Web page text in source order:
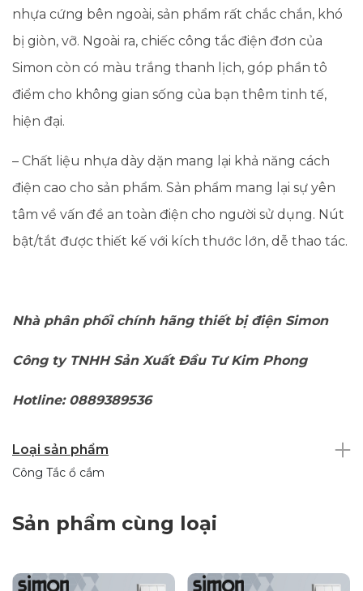
nhựa cứng bên ngoài, sản phẩm rất chắc chắn, khó
bị giòn, vỡ. Ngoài ra, chiếc công tắc điện đơn của
Simon còn có màu trắng thanh lịch, góp phần tô
điểm cho không gian sống của bạn thêm tinh tế,
hiện đại.
– Chất liệu nhựa dày dặn mang lại khả năng cách
điện cao cho sản phẩm. Sản phẩm mang lại sự yên
tâm về vấn đề an toàn điện cho người sử dụng. Nút
bật/tắt được thiết kế với kích thước lớn, dễ thao tác.
Nhà phân phối chính hãng thiết bị điện Simon
Công ty TNHH Sản Xuất Đầu Tư Kim Phong
Hotline: 0889389536
Loại sản phẩm
Công Tắc ổ cắm
Sản phẩm cùng loại